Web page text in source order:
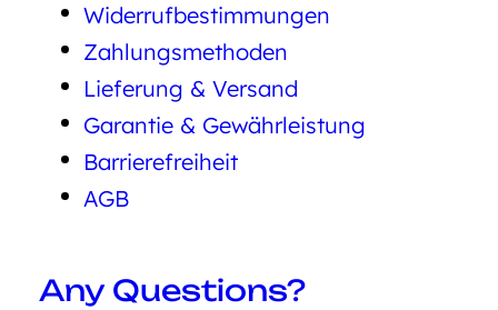
Widerrufbestimmungen
Zahlungsmethoden
Lieferung & Versand
Garantie & Gewährleistung
Barrierefreiheit
AGB
Any Questions?